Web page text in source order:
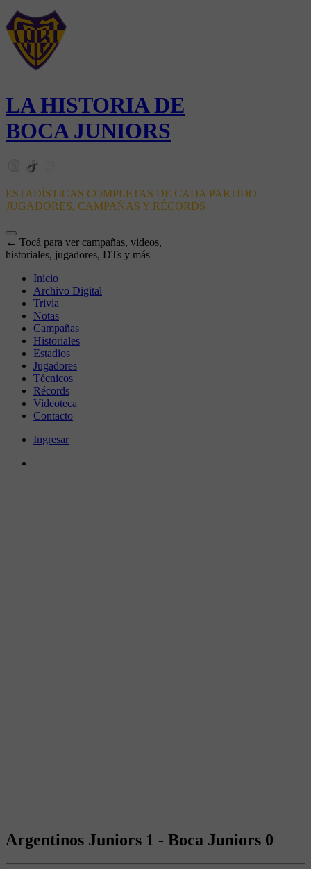
LA HISTORIA DE
BOCA JUNIORS
ESTADÍSTICAS COMPLETAS DE CADA PARTIDO -
JUGADORES, CAMPAÑAS Y RÉCORDS
← Tocá para ver campañas, videos,
historiales, jugadores, DTs y más
Inicio
Archivo Digital
Trivia
Notas
Campañas
Historiales
Estadios
Jugadores
Técnicos
Récords
Videoteca
Contacto
Ingresar
Argentinos Juniors 1 - Boca Juniors 0